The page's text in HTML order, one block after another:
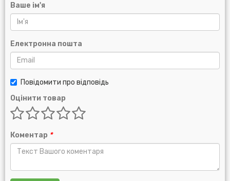
Ваше ім'я
Електронна пошта
Повідомити про відповідь
Оцінити товар
Коментар *